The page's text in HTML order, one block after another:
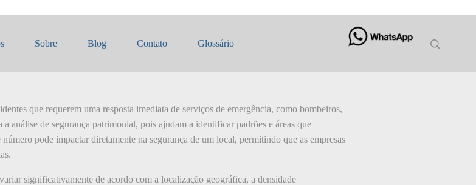
Sobre Blog Contato Glossário
que requerem uma resposta imediata de serviços de emergência, como bombeiros,
análise de segurança patrimonial, pois ajudam a identificar padrões e áreas que
pode impactar diretamente na segurança de um local, permitindo que as empresas
significativamente de acordo com a localização geográfica, a densidade